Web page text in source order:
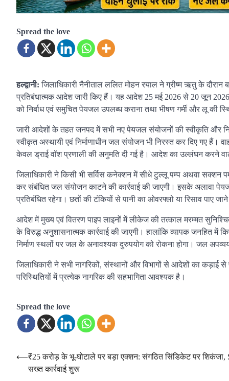
Spread the love
हल्द्वानी:जिलाधिकारी नैनीताल ललित मोहन रयाल ने ग्रीष्म ऋतु के
प्रतिबंधात्मक आदेश जारी किए हैं। यह आदेश 25 मई 2026 से 20 जून 2026
को निर्बाध एवं समुचित पेयजल उपलब्ध कराना तथा भीषण गर्मी और लू की
जारी आदेशों के तहत जनपद में सभी नए पेयजल संयोजनों की स्वीकृति और
स्वीकृत अस्थायी एवं निर्माणाधीन जल संयोजन भी निरस्त कर दिए गए हैं।
केवल ड्राई वॉश प्रणाली की अनुमति दी गई है। आदेश का उल्लंघन करने
जिलाधिकारी ने किसी भी सर्विस कनेक्शन में सीधे टुल्लू पम्प अथवा सक्शन
कर संबंधित जल संयोजन काटने की कार्रवाई की जाएगी। इसके अलावा
प्रतिबंधित रहेगा। छतों की टंकियों से पानी का ओवरफ्लो या रिसाव पाए जाने
आदेश में मुख्य एवं वितरण पाइप लाइनों में लीकेज की तत्काल मरम्मत
के विरुद्ध अनुशासनात्मक कार्रवाई की जाएगी। हालांकि व्यापक जनहित में
निर्माण स्थलों पर जल के अनावश्यक दुरुपयोग को रोकना होगा। जल अपव्यय
जिलाधिकारी ने सभी नागरिकों, संस्थानों और विभागों से आदेशों का कड़ाई
परिस्थितियों में प्रत्येक नागरिक की सहभागिता आवश्यक है।
Spread the love
Post
navigation
⟵₹25 करोड़ के भू-घोटाले पर बड़ा एक्शन: संगठित सिंडिकेट पर शिकंजा,
सख्त कार्रवाई शुरू